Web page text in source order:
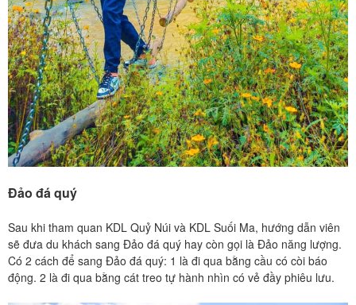
Đảo đá quý
Sau khi tham quan KDL Quỷ Núi và KDL Suối Ma, hướng dẫn viên
sẽ đưa du khách sang Đảo đá quý hay còn gọi là Đảo năng lượng.
Có 2 cách để sang Đảo đá quý: 1 là đi qua bằng cầu có còi báo
động. 2 là đi qua bằng cát treo tự hành nhìn có vẻ đầy phiêu lưu.